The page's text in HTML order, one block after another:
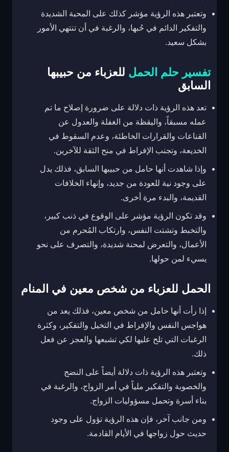
وتعتبر هذه الرؤية مؤشر كذلك على المحبة الشديدة
والتفكير الدائم في حُبها، والرغبة في أن تنتهي الأمور
بشكل سعيد.
تفسير حلم الحمل للعزباء من حبيبها
السابق
تعد هذه الرؤية ذات دلالة على ضرورة إصلاح ما تم
عمله مسبقاً، واليقظة من الغفلة والعدول عن
القناعات والقرارات الخاطئة، وعدم السقوط في
الخديعة، وتجنب الإفراط في منح الثقة للآخرين.
وإذا شاهدت أنها حامل من حبيبها السابق، فذلك يدل
على وجود نية للعودة من جديد، وإنهاء الخلافات
القديمة، والبدء مرة أخرى.
وقد تكون الرؤية مؤشر على الوقوع في ذنب كبير،
والتخبط وتشتت النفس، وارتكاب المُحرم من
الأعمال، والتعرض لمحنة شديدة، والتصرف على نحو
يسيء لمن حولها.
الحمل للعزباء من شخص معين في المنام
إذا رأت أنها حامل من شخص معين، فذلك يعد من
هواجس النفس والإفراط في التخيل والتفكير، وكثرة
الرغبات التي تلح عليها لكي تشبعها والعجز عن فعل
ذلك.
وتعتبر هذه الرؤية ذات دلالة أيضاً على النضج
والخصوبة والتفكير ملياً في أمر الزواج، والرغبة في
بناء أسرة وتحمل مسؤوليات الزواج.
ومن جانب آخر، فإن هذه الرؤية تؤول على وجود
حديث حول زواجها في الأيام القادمة.